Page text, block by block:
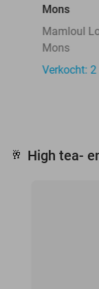
Mons
Mamloul
Mons
Verkocht: 2
🥂 High tea-